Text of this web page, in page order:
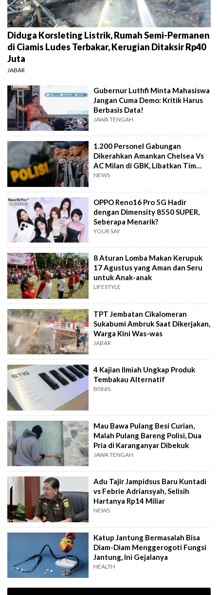
Diduga Korsleting Listrik, Rumah Semi-Permanen
di Ciamis Ludes Terbakar, Kerugian Ditaksir Rp40
Juta
JABAR
Gubernur Luthfi Minta Mahasiswa
Jangan Cuma Demo: Kritik Harus
Berbasis Data!
JAWA TENGAH
1.200 Personel Gabungan
Dikerahkan Amankan Chelsea Vs
AC Milan di GBK, Libatkan Tim
Jibom hingga K-9
NEWS
OPPO Reno16 Pro 5G Hadir
dengan Dimensity 8550 SUPER,
Seberapa Menarik?
YOUR SAY
8 Aturan Lomba Makan Kerupuk
17 Agustus yang Aman dan Seru
untuk Anak-anak
LIFESTYLE
TPT Jembatan Cikalomeran
Sukabumi Ambruk Saat Dikerjakan,
Warga Kini Was-was
JABAR
4 Kajian Ilmiah Ungkap Produk
Tembakau Alternatif
BISNIS
Mau Bawa Pulang Besi Curian,
Malah Pulang Bareng Polisi, Dua
Pria di Karanganyar Dibekuk
JAWA TENGAH
Adu Tajir Jampidsus Baru Kuntadi
vs Febrie Adriansyah, Selisih
Hartanya Rp14 Miliar
NEWS
Katup Jantung Bermasalah Bisa
Diam-Diam Menggerogoti Fungsi
Jantung, Ini Gejalanya
HEALTH